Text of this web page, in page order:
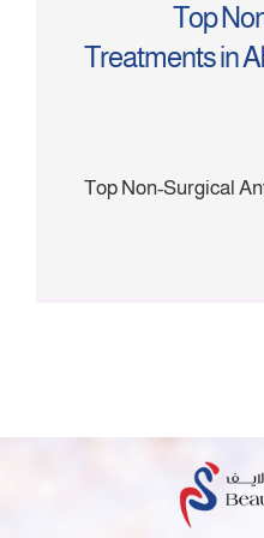
Top
Treatments in
Top Non-Surgical